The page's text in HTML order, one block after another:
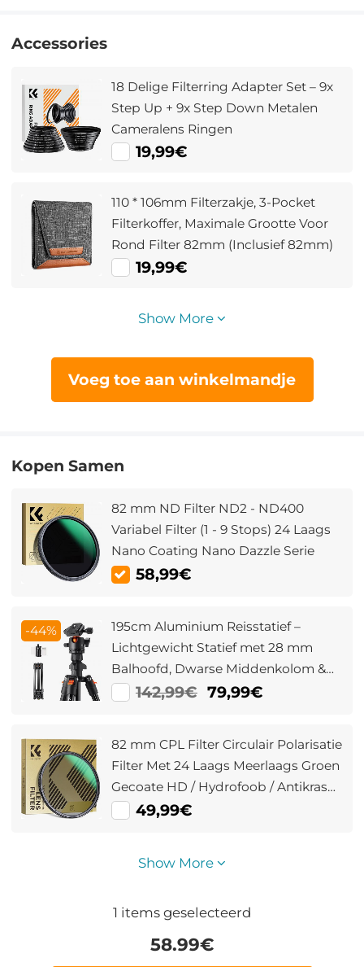
Accessories
18 Delige Filterring Adapter Set – 9x
Step Up + 9x Step Down Metalen
Cameralens Ringen
19,99€
110 * 106mm Filterzakje, 3-Pocket
Filterkoffer, Maximale Grootte Voor
Rond Filter 82mm (Inclusief 82mm)
19,99€
Show More
Voeg toe aan winkelmandje
Kopen Samen
82 mm ND Filter ND2 - ND400
Variabel Filter (1 - 9 Stops) 24 Laags
Nano Coating Nano Dazzle Serie
58,99€
-44%
195cm Aluminium Reisstatief –
Lichtgewicht Statief met 28 mm
Balhoofd, Dwarse Middenkolom &
Mobiele Telefoonclip,
142,99€ 79,99€
82 mm CPL Filter Circulair Polarisatie
Filter Met 24 Laags Meerlaags Groen
Gecoate HD / Hydrofoob / Antikras
Nano Dazzle Serie
49,99€
Show More
1 items geselecteerd
58.99€